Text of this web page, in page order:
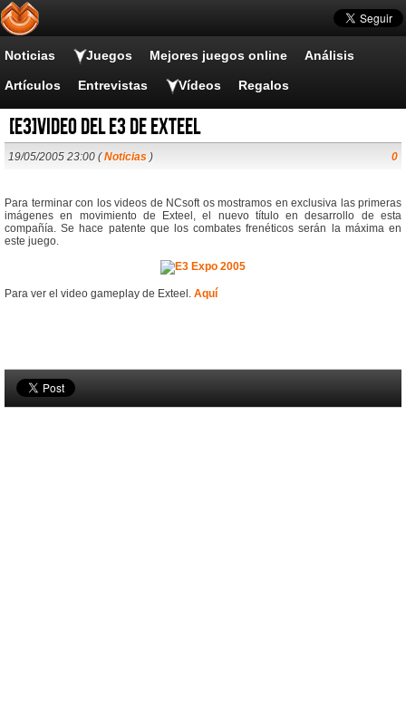
Noticias Juegos Mejores juegos online Análisis
Artículos Entrevistas Vídeos Regalos
[E3]Video del E3 de Exteel
19/05/2005 23:00 (Noticias ) 0
Para terminar con los videos de NCsoft os mostramos en exclusiva las primeras
imágenes en movimiento de Exteel, el nuevo título en desarrollo de esta
compañía. Se hace patente que los combates frenéticos serán la máxima en
este juego.
Para ver el video gameplay de Exteel. Aquí